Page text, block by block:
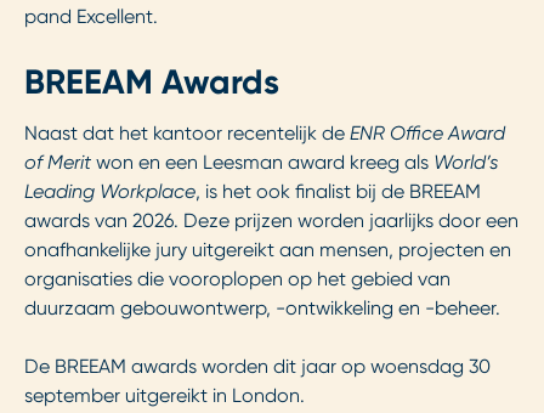
pand Excellent.
BREEAM Awards
Naast dat het kantoor recentelijk de ENR Office Award
of Merit won en een Leesman award kreeg als World’s
Leading Workplace, is het ook finalist bij de BREEAM
awards van 2026. Deze prijzen worden jaarlijks door een
onafhankelijke jury uitgereikt aan mensen, projecten en
organisaties die vooroplopen op het gebied van
duurzaam gebouwontwerp, -ontwikkeling en -beheer.
De BREEAM awards worden dit jaar op woensdag 30
september uitgereikt in London.